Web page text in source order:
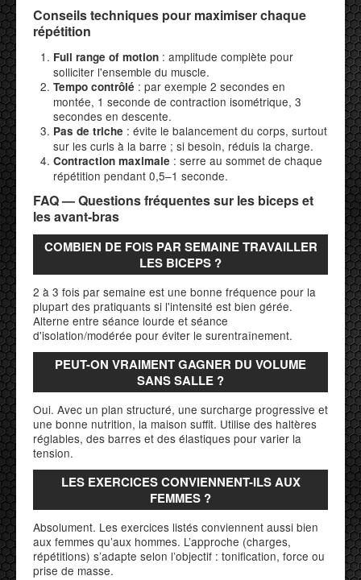
Conseils techniques pour maximiser chaque
répétition
Full range of motion : amplitude complète pour
solliciter l'ensemble du muscle.
Tempo contrôlé : par exemple 2 secondes en
montée, 1 seconde de contraction isométrique, 3
secondes en descente.
Pas de triche : évite le balancement du corps, surtout
sur les curls à la barre ; si besoin, réduis la charge.
Contraction maximale : serre au sommet de chaque
répétition pendant 0,5–1 seconde.
FAQ — Questions fréquentes sur les biceps et
les avant-bras
COMBIEN DE FOIS PAR SEMAINE TRAVAILLER
LES BICEPS ?
2 à 3 fois par semaine est une bonne fréquence pour la
plupart des pratiquants si l'intensité est bien gérée.
Alterne entre séance lourde et séance
d'isolation/modérée pour éviter le surentraînement.
PEUT-ON VRAIMENT GAGNER DU VOLUME
SANS SALLE ?
Oui. Avec un plan structuré, une surcharge progressive et
une bonne nutrition, la maison suffit. Utilise des haltères
réglables, des barres et des élastiques pour varier la
tension.
LES EXERCICES CONVIENNENT-ILS AUX
FEMMES ?
Absolument. Les exercices listés conviennent aussi bien
aux femmes qu’aux hommes. L’approche (charges,
répétitions) s’adapte selon l’objectif : tonification, force ou
prise de masse.